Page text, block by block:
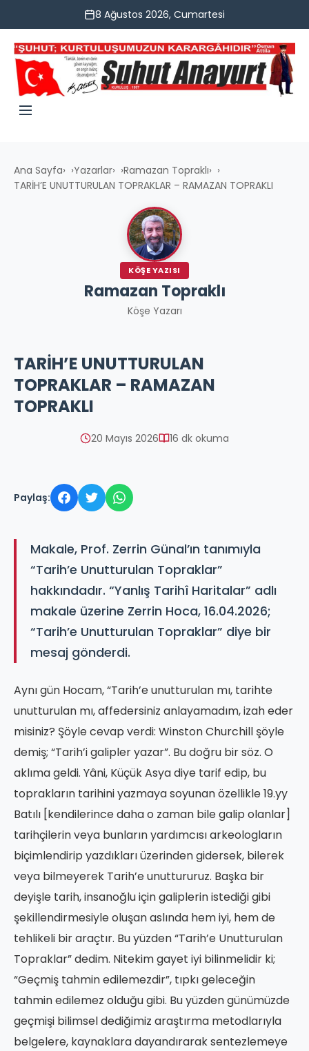
8 Ağustos 2026, Cumartesi
Ana Sayfa› Yazarlar› Ramazan Topraklı›
TARİH’E UNUTTURULAN TOPRAKLAR – RAMAZAN TOPRAKLI
KÖŞE YAZISI
Ramazan Topraklı
Köşe Yazarı
TARİH’E UNUTTURULAN
TOPRAKLAR – RAMAZAN
TOPRAKLI
20 Mayıs 2026 16 dk okuma
Paylaş:
Makale, Prof. Zerrin Günal’ın tanımıyla
“Tarih’e Unutturulan Topraklar”
hakkındadır. “Yanlış Tarihî Haritalar” adlı
makale üzerine Zerrin Hoca, 16.04.2026;
“Tarih’e Unutturulan Topraklar” diye bir
mesaj gönderdi.
Aynı gün Hocam, “Tarih’e unutturulan mı, tarihte
unutturulan mı, affedersiniz anlayamadım, izah eder
misiniz? Şöyle cevap verdi: Winston Churchill şöyle
demiş; “Tarih’i galipler yazar”. Bu doğru bir söz. O
aklıma geldi. Yâni, Küçük Asya diye tarif edip, bu
toprakların tarihini yazmaya soyunan özellikle 19.yy
Batılı [kendilerince daha o zaman bile galip olanlar]
tarihçilerin veya bunların yardımcısı arkeologların
biçimlendirip yazdıkları üzerinden gidersek, bilerek
veya bilmeyerek Tarih’e unuttururuz. Başka bir
deyişle tarih, insanoğlu için galiplerin istediği gibi
şekillendirmesiyle oluşan aslında hem iyi, hem de
tehlikeli bir araçtır. Bu yüzden “Tarih’e Unutturulan
Topraklar” dedim. Nitekim gayet iyi bilinmelidir ki;
“Geçmiş tahmin edilemezdir”, tıpkı geleceğin
tahmin edilemez olduğu gibi. Bu yüzden günümüzde
geçmişi bilimsel dediğimiz araştırma metodlarıyla
belgelere, kaynaklara dayandırarak sentezlemeye